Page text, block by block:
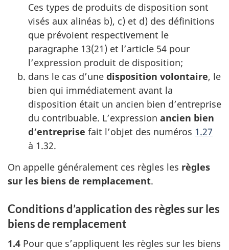
Ces types de produits de disposition sont
visés aux alinéas b), c) et d) des définitions
que prévoient respectivement le
paragraphe 13(21) et l’article 54 pour
l’expression produit de disposition;
dans le cas d’une disposition volontaire, le
bien qui immédiatement avant la
disposition était un ancien bien d’entreprise
du contribuable. L’expression ancien bien
d’entreprise fait l’objet des numéros 1.27
à 1.32.
On appelle généralement ces règles les règles
sur les biens de remplacement.
Conditions d’application des règles sur les
biens de remplacement
1.4 Pour que s’appliquent les règles sur les biens